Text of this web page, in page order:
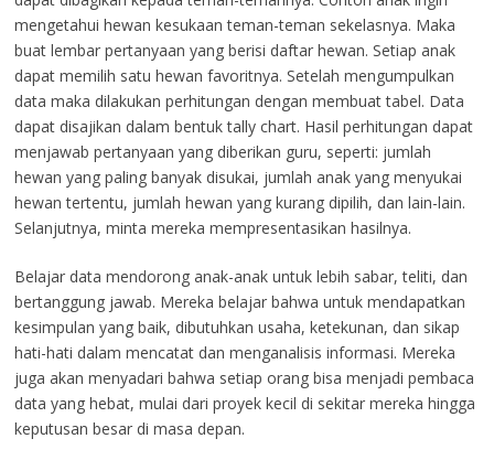
mengetahui hewan kesukaan teman-teman sekelasnya. Maka
buat lembar pertanyaan yang berisi daftar hewan. Setiap anak
dapat memilih satu hewan favoritnya. Setelah mengumpulkan
data maka dilakukan perhitungan dengan membuat tabel. Data
dapat disajikan dalam bentuk tally chart. Hasil perhitungan dapat
menjawab pertanyaan yang diberikan guru, seperti: jumlah
hewan yang paling banyak disukai, jumlah anak yang menyukai
hewan tertentu, jumlah hewan yang kurang dipilih, dan lain-lain.
Selanjutnya, minta mereka mempresentasikan hasilnya.
Belajar data mendorong anak-anak untuk lebih sabar, teliti, dan
bertanggung jawab. Mereka belajar bahwa untuk mendapatkan
kesimpulan yang baik, dibutuhkan usaha, ketekunan, dan sikap
hati-hati dalam mencatat dan menganalisis informasi. Mereka
juga akan menyadari bahwa setiap orang bisa menjadi pembaca
data yang hebat, mulai dari proyek kecil di sekitar mereka hingga
keputusan besar di masa depan.